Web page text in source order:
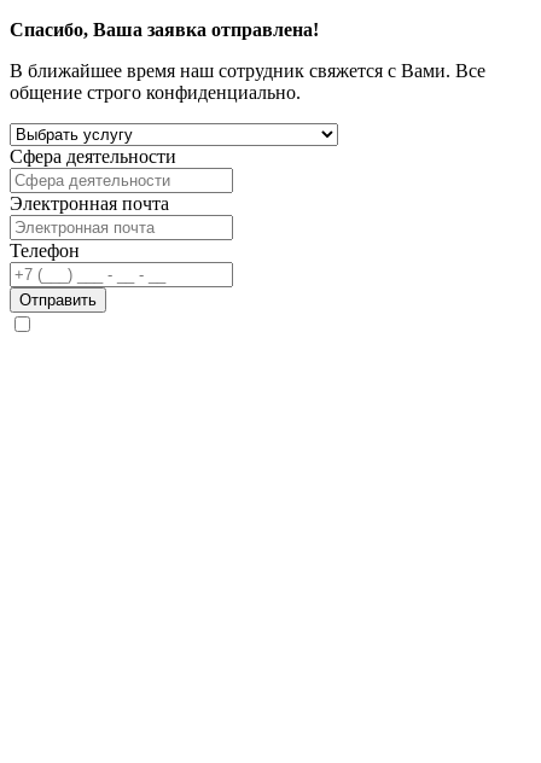
Спасибо, Ваша заявка отправлена!
В ближайшее время наш сотрудник свяжется с Вами. Все
общение строго конфиденциально.
Сфера деятельности
Электронная почта
Телефон
Отправить